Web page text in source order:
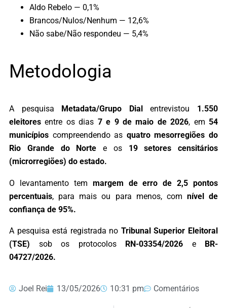
Aldo Rebelo — 0,1%
Brancos/Nulos/Nenhum — 12,6%
Não sabe/Não respondeu — 5,4%
Metodologia
A pesquisa Metadata/Grupo Dial entrevistou 1.550
eleitores entre os dias 7 e 9 de maio de 2026, em54
municípios compreendendo as quatro mesorregiões do
Rio Grande do Norte e os 19 setores censitários
(microrregiões) do estado.
O levantamento tem margem de erro de 2,5 pontos
percentuais, para mais ou para menos, com nível de
confiança de 95%.
A pesquisa está registrada no Tribunal Superior Eleitoral
(TSE) sob os protocolos RN-03354/2026 e BR-
04727/2026.
Joel Rei 13/05/2026 10:31 pm Comentários